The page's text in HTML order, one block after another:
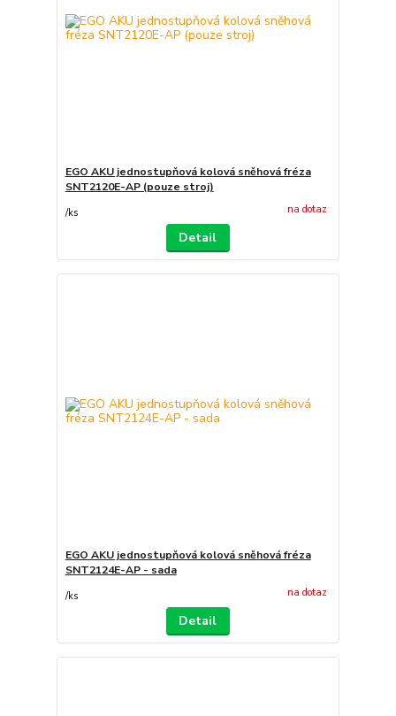
EGO AKU jednostupňová kolová sněhová fréza
SNT2120E-AP (pouze stroj)
/ks na dotaz
Detail
EGO AKU jednostupňová kolová sněhová fréza
SNT2124E-AP - sada
/ks na dotaz
Detail